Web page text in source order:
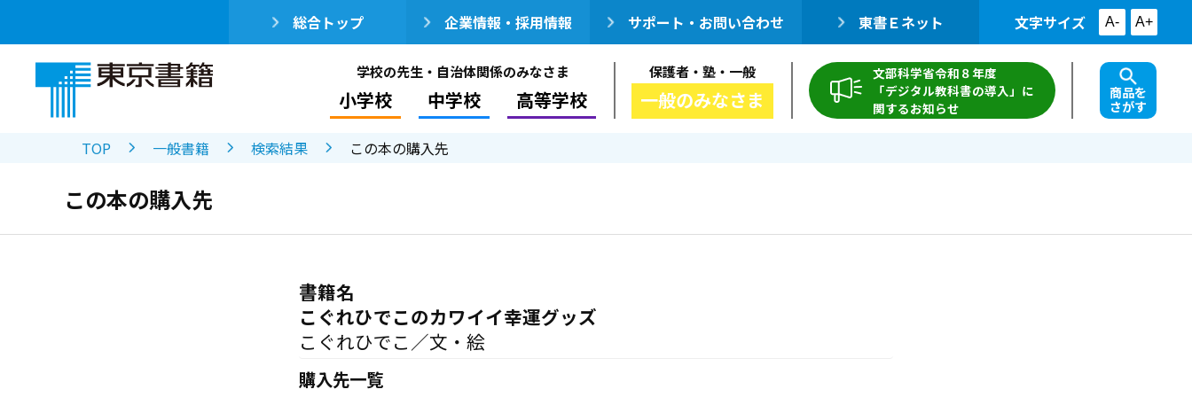
総合トップ 企業情報・採用情報 サポート・お問い合わせ 東書Ｅネット 文字サイズ A- A+
学校の先生・自治体関係のみなさま
小学校 中学校 高等学校
保護者・塾・一般
一般のみなさま
文部科学省令和８年度
「デジタル教科書の導入」に
関するお知らせ
商品を
さがす
TOP 一般書籍 検索結果 この本の購入先
この本の購入先
書籍名
こぐれひでこのカワイイ幸運グッズ
こぐれひでこ／文・絵
購入先一覧